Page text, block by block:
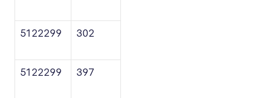
5122299 302
5122299 397